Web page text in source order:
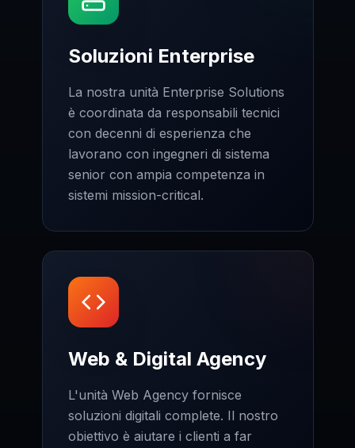
Soluzioni Enterprise
La nostra unità Enterprise Solutions
è coordinata da responsabili tecnici
con decenni di esperienza che
lavorano con ingegneri di sistema
senior con ampia competenza in
sistemi mission-critical.
Web & Digital Agency
L'unità Web Agency fornisce
soluzioni digitali complete. Il nostro
obiettivo è aiutare i clienti a far